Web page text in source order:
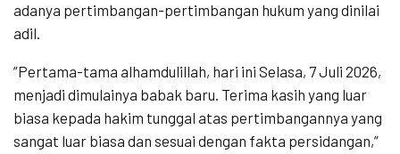
adanya pertimbangan-pertimbangan hukum yang dinilai
adil.
​”Pertama-tama alhamdulillah, hari ini Selasa, 7 Juli 2026,
menjadi dimulainya babak baru. Terima kasih yang luar
biasa kepada hakim tunggal atas pertimbangannya yang
sangat luar biasa dan sesuai dengan fakta persidangan,”